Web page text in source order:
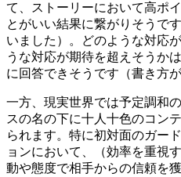
て、ストーリーにおいて高ポ
とがいい結果に繋がりそうで
いました）。どのような対応
うな対応が期待を超えそうか
に回答できそうです（書き方
一方、現実世界では予定調和
スの名の下に十人十色のコン
られます。特に初対面のガー
ョンにおいて、（効率を重視
動や態度で相手からの信頼を